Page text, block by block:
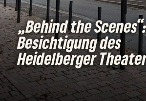
„Behind the
Besichtigung des
Heidelberger